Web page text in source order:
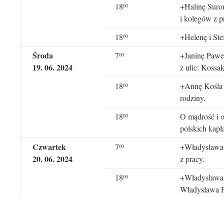
1800
+Halinę
i kolegów z
1800 +Helenę i
Środa
19. 06. 2024
700
+Janinę
z ulic:
1800
+Annę Kośla
rodziny.
1800
O mądrość i
polskich
Czwartek
20. 06. 2024
700
z pracy.
1800
Władysława